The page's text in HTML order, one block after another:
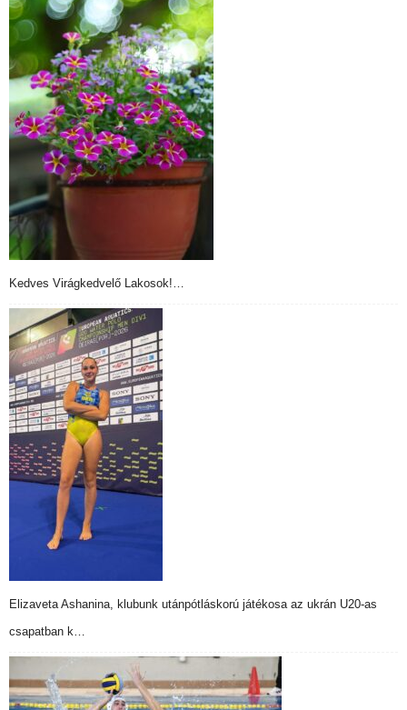
Kedves Virágkedvelő Lakosok!…
Elizaveta Ashanina, klubunk utánpótláskorú játékosa az ukrán U20-as
csapatban k…